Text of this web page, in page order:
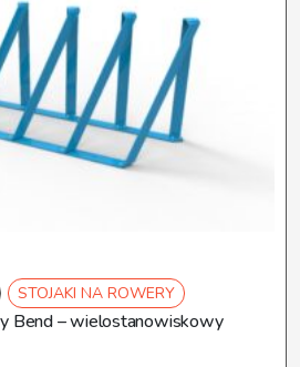
STOJAKI NA ROWERY
Bend – wielostanowiskowy